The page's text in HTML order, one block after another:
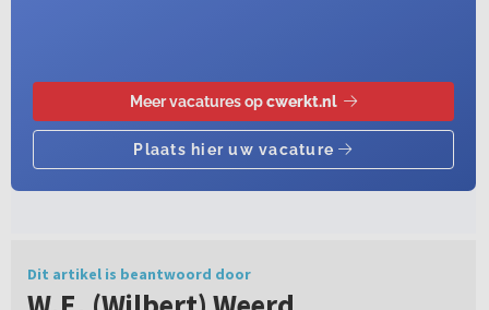
Dit artikel is beantwoord door